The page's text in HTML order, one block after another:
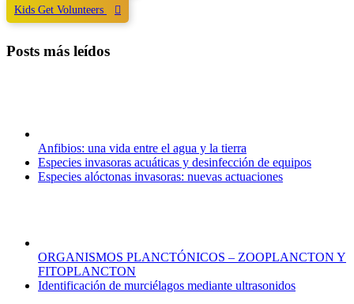
Kids Get Volunteers
Posts más leídos
Anfibios: una vida entre el agua y la tierra
Especies invasoras acuáticas y desinfección de equipos
Especies alóctonas invasoras: nuevas actuaciones
ORGANISMOS PLANCTÓNICOS – ZOOPLANCTON Y
FITOPLANCTON
Identificación de murciélagos mediante ultrasonidos